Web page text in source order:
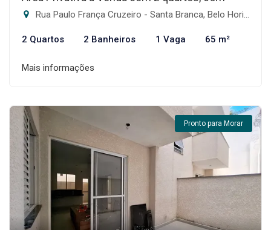
Rua Paulo França Cruzeiro - Santa Branca, Belo Horizonte-MG
2 Quartos 2 Banheiros 1 Vaga 65 m²
Mais informações
Pronto para Morar